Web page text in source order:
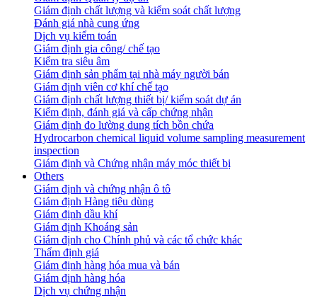
Giám định chất lượng và kiểm soát chất lượng
Đánh giá nhà cung ứng
Dịch vụ kiểm toán
Giám định gia công/ chế tạo
Kiểm tra siêu âm
Giám định sản phẩm tại nhà máy người bán
Giám định viên cơ khí chế tạo
Giám định chất lượng thiết bị/ kiểm soát dự án
Kiểm định, đánh giá và cấp chứng nhận
Giám định đo lường dung tích bồn chứa
Hydrocarbon chemical liquid volume sampling measurement
inspection
Giám định và Chứng nhận máy móc thiết bị
Others
Giám định và chứng nhận ô tô
Giám định Hàng tiêu dùng
Giám định dầu khí
Giám định Khoáng sản
Giám định cho Chính phủ và các tổ chức khác
Thẩm định giá
Giám định hàng hóa mua và bán
Giám định hàng hóa
Dịch vụ chứng nhận